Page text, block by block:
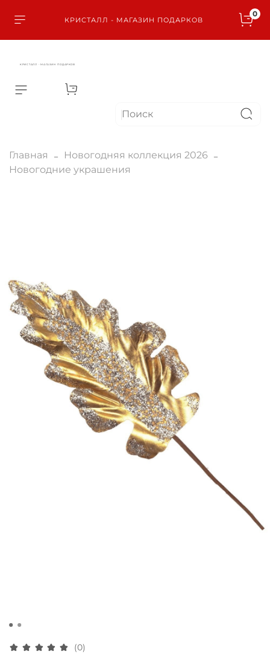
КРИСТАЛЛ - МАГАЗИН ПОДАРКОВ
0
КРИСТАЛЛ - МАГАЗИН ПОДАРКОВ
Главная
Новогодняя коллекция 2026
Новогодние украшения
(0)